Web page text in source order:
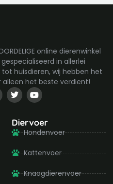
online dierenwinkel
in allerlei
huisdieren, wij hebben het
alleen het beste verdient!
T
w
i
t
e
r
Y
o
u
u
b
e
Diervoer
Hondenvoer
Kattenvoer
Knaagdierenvoer